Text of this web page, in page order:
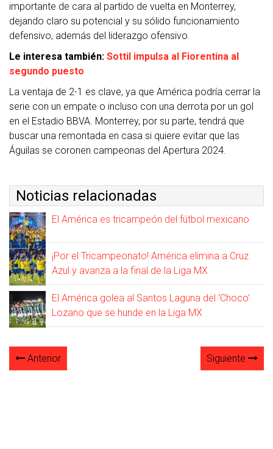
importante de cara al partido de vuelta en Monterrey,
dejando claro su potencial y su sólido funcionamiento
defensivo, además del liderazgo ofensivo.
Le interesa también: Sottil impulsa al Fiorentina al
segundo puesto
La ventaja de 2-1 es clave, ya que América podría cerrar la
serie con un empate o incluso con una derrota por un gol
en el Estadio BBVA. Monterrey, por su parte, tendrá que
buscar una remontada en casa si quiere evitar que las
Águilas se coronen campeonas del Apertura 2024.
Noticias relacionadas
El América es tricampeón del fútbol mexicano
¡Por el Tricampeonato! América elimina a Cruz
Azul y avanza a la final de la Liga MX
El América golea al Santos Laguna del ‘Choco’
Lozano que se hunde en la Liga MX
Anterior Siguiente